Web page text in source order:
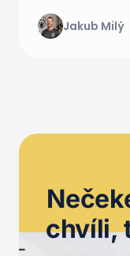
Jakub Milý
chvíli,